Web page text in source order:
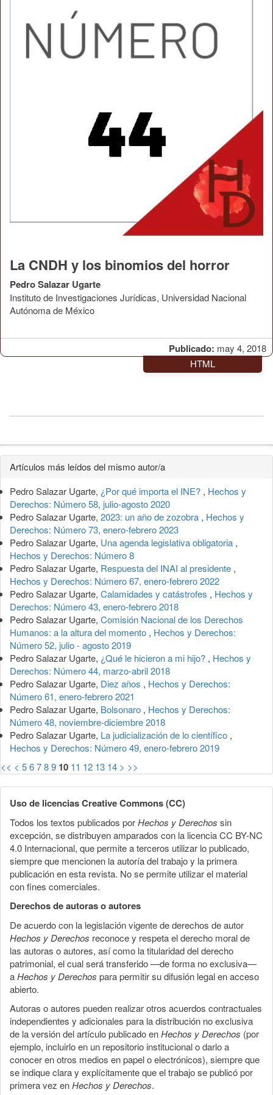
Publicado: may 4, 2018
La CNDH y los binomios del horror
Pedro Salazar Ugarte
Instituto de Investigaciones Jurídicas, Universidad Nacional
Autónoma de México
HTML
Detalles
del
artículo
Artículos más leídos del mismo autor/a
Pedro Salazar Ugarte, ¿Por qué importa el INE? , Hechos y
Derechos: Número 58, julio-agosto 2020
Pedro Salazar Ugarte, 2023: un año de zozobra , Hechos y
Derechos: Número 73, enero-febrero 2023
Pedro Salazar Ugarte, Una agenda legislativa obligatoria ,
Hechos y Derechos: Número 8
Pedro Salazar Ugarte, Respuesta del INAI al presidente ,
Hechos y Derechos: Número 67, enero-febrero 2022
Pedro Salazar Ugarte, Calamidades y catástrofes , Hechos y
Derechos: Número 43, enero-febrero 2018
Pedro Salazar Ugarte, Comisión Nacional de los Derechos
Humanos: a la altura del momento , Hechos y Derechos:
Número 52, julio - agosto 2019
Pedro Salazar Ugarte, ¿Qué le hicieron a mi hijo? , Hechos y
Derechos: Número 44, marzo-abril 2018
Pedro Salazar Ugarte, Diez años , Hechos y Derechos:
Número 61, enero-febrero 2021
Pedro Salazar Ugarte, Bolsonaro , Hechos y Derechos:
Número 48, noviembre-diciembre 2018
Pedro Salazar Ugarte, La judicialización de lo científico ,
Hechos y Derechos: Número 49, enero-febrero 2019
<< < 56789 10 11 12 13 14 > >>
Uso de licencias Creative Commons (CC)
Todos los textos publicados porHechos y Derechos sin
excepción, se distribuyen amparados con la licencia CC BY-NC
4.0 Internacional, que permite a terceros utilizar lo publicado,
siempre que mencionen la autoría del trabajo y la primera
publicación en esta revista. No se permite utilizar el material
con fines comerciales.
Derechos de autoras o autores
De acuerdo con la legislación vigente de derechos de autor
Hechos y Derechos reconoce y respeta el derecho moral de
las autoras o autores, así como la titularidad del derecho
patrimonial, el cual será transferido —de forma no exclusiva—
aHechos y Derechos para permitir su difusión legal en acceso
abierto.
Autoras o autores pueden realizar otros acuerdos contractuales
independientes y adicionales para la distribución no exclusiva
de la versión del artículo publicado enHechos y Derechos (por
ejemplo, incluirlo en un repositorio institucional o darlo a
conocer en otros medios en papel o electrónicos), siempre que
se indique clara y explícitamente que el trabajo se publicó por
primera vez enHechos y Derechos.